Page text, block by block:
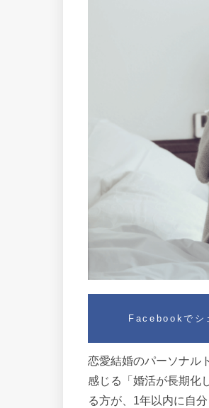
Facebookでシ
恋愛結婚のパーソナル
感じる「婚活が長期化
る方が、1年以内に自